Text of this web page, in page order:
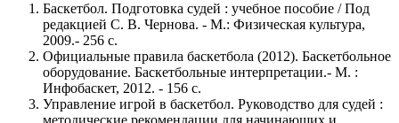
Баскетбол. Подготовка судей : учебное пособие / Под
редакцией С. В. Чернова. - М.: Физическая культура,
2009.- 256 с.
Официальные правила баскетбола (2012). Баскетбольное
оборудование. Баскетбольные интерпретации.- М. :
Инфобаскет, 2012. - 156 с.
Управление игрой в баскетбол. Руководство для судей :